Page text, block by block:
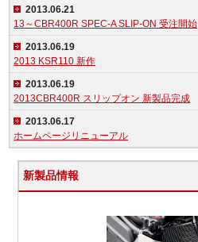
2013.06.21
13～CBR400R SPEC-A SLIP-ON 受注開始
2013.06.19
2013 KSR110 新作
2013.06.19
2013CBR400R スリップオン 新製品完成
2013.06.17
ホームページリニューアル
新製品情報